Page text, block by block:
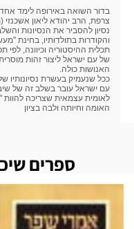
בדור השואה באירופה לימד אחד
צרפת, הרב יהודא ליאון
נסיון להסביר את הנסיונות
והקודרות בתולדותיו, בחינת
תכלית ההיסטוריה וכיוונה,
של עם ישראל ליצור זהות
האנושות כולה.
ככל שנעמיק בעשרת נסיונותיו
עם ישראל עובר בשלב זה של
לאומית עצמאית שצריכה להוות
האומה וחיותה ולבה בציון
ספרים